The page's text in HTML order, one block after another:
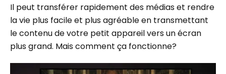
Il peut transférer rapidement des médias et rendre
la vie plus facile et plus agréable en transmettant
le contenu de votre petit appareil vers un écran
plus grand. Mais comment ça fonctionne?